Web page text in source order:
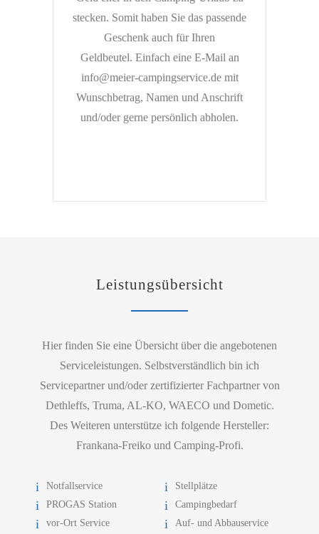
stecken. Somit haben Sie das passende
Geschenk auch für Ihren
Geldbeutel. Einfach eine E-Mail an
info@meier-campingservice.de mit
Wunschbetrag, Namen und Anschrift
und/oder gerne persönlich abholen.
Leistungsübersicht
Hier finden Sie eine Übersicht über die angebotenen
Serviceleistungen. Selbstverständlich bin ich
Servicepartner und/oder zertifizierter Fachpartner von
Dethleffs, Truma, AL-KO, WAECO und Dometic.
Des Weiteren unterstütze ich folgende Hersteller:
Frankana-Freiko und Camping-Profi.
Notfallservice
PROGAS Station
vor-Ort Service
Stellplätze
Campingbedarf
Auf- und Abbauservice